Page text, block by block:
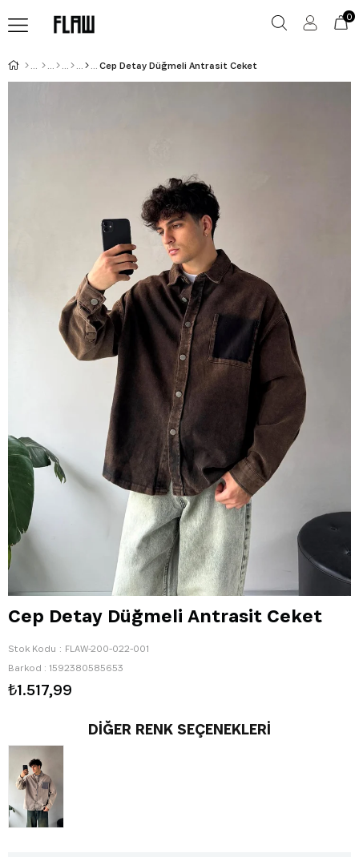
0
Cep Detay Düğmeli Antrasit Ceket
Cep Detay Düğmeli Antrasit Ceket
Stok Kodu
FLAW-200-022-001
Barkod : 1592380585653
₺1.517,99
DIĞER RENK SEÇENEKLERI